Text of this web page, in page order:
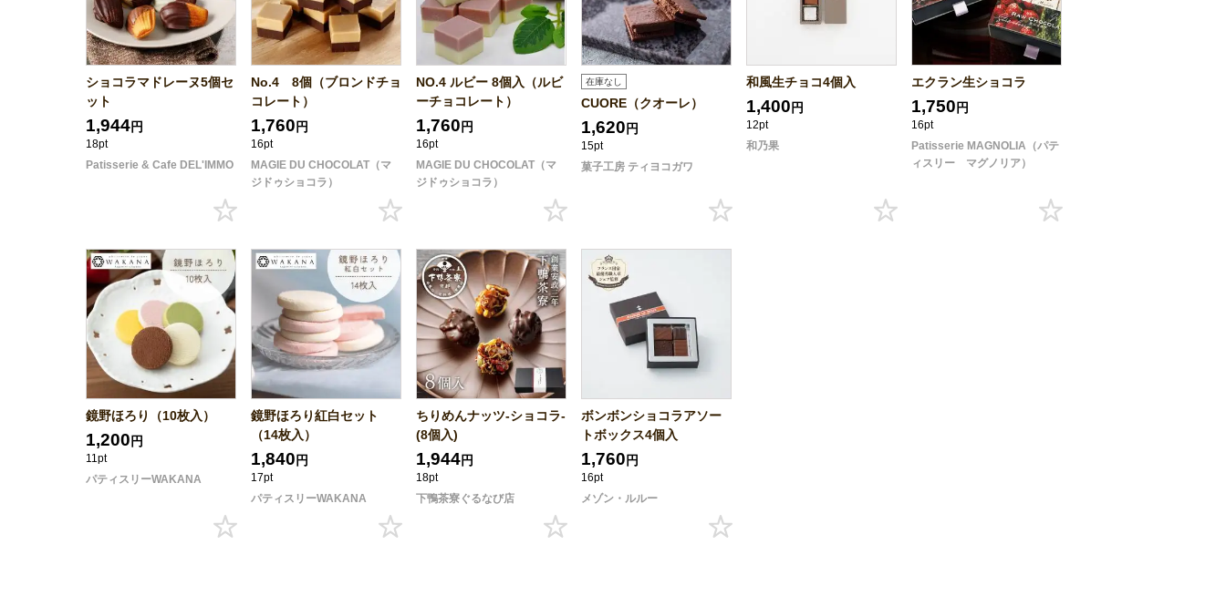
ショコラマドレーヌ5個セ
ット
1,944円
18pt
Patisserie & Cafe DEL'IMMO
No.4 8個（ブロンドチョ
コレート）
1,760 円
16pt
MAGIE DU CHOCOLAT（マ
ジドゥショコラ）
NO.4 ルビー 8個入（ルビ
ーチョコレート）
1,760 円
16pt
MAGIE DU CHOCOLAT（マ
ジドゥショコラ）
在庫なし
CUORE（クオーレ）
1,620 円
15pt
菓子工房 ティヨコガワ
和風生チョコ4個入
1,400 円
12pt
和乃果
エクラン生ショコラ
1,750 円
16pt
Patisserie MAGNOLIA（パテ
ィスリー マグノリア）
鏡野ほろり（10枚入）
1,200 円
11pt
パティスリーWAKANA
鏡野ほろり紅白セット
（14枚入）
1,840 円
17pt
パティスリーWAKANA
ちりめんナッツ-ショコラ-
(8個入)
1,944円
18pt
下鴨茶寮ぐるなび店
ボンボンショコラアソー
トボックス4個入
1,760 円
16pt
メゾン・ルルー